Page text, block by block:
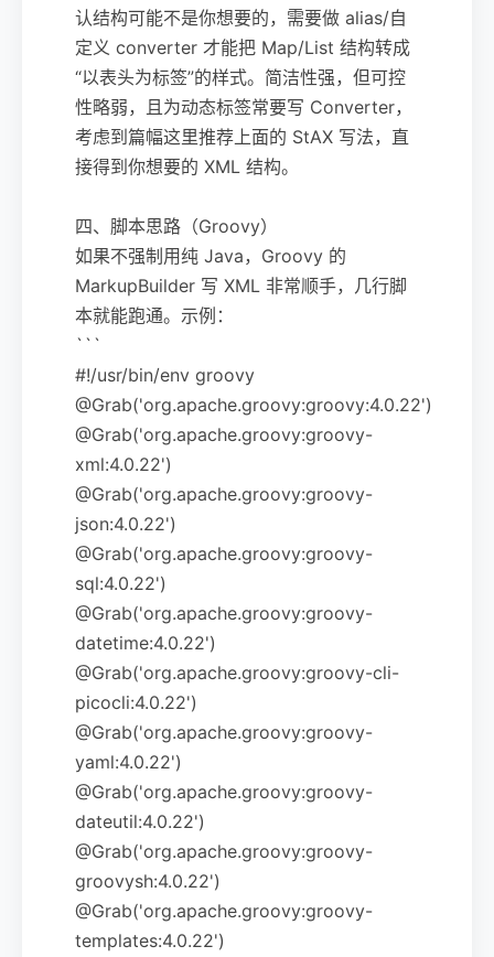
认结构可能不是你想要的，需要做 alias/自
定义 converter 才能把 Map/List 结构转成
“以表头为标签”的样式。简洁性强，但可控
性略弱，且为动态标签常要写 Converter，
考虑到篇幅这里推荐上面的 StAX 写法，直
接得到你想要的 XML 结构。
四、脚本思路（Groovy）
如果不强制用纯 Java，Groovy 的
MarkupBuilder 写 XML 非常顺手，几行脚
本就能跑通。示例：
```
#!/usr/bin/env groovy
@Grab('org.apache.groovy:groovy:4.0.22')
@Grab('org.apache.groovy:groovy-
xml:4.0.22')
@Grab('org.apache.groovy:groovy-
json:4.0.22')
@Grab('org.apache.groovy:groovy-
sql:4.0.22')
@Grab('org.apache.groovy:groovy-
datetime:4.0.22')
@Grab('org.apache.groovy:groovy-cli-
picocli:4.0.22')
@Grab('org.apache.groovy:groovy-
yaml:4.0.22')
@Grab('org.apache.groovy:groovy-
dateutil:4.0.22')
@Grab('org.apache.groovy:groovy-
groovysh:4.0.22')
@Grab('org.apache.groovy:groovy-
templates:4.0.22')